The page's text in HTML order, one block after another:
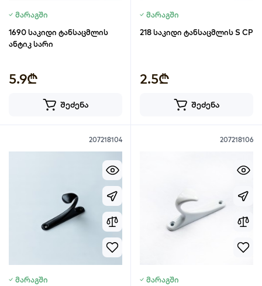
მარაგში
1690 საკიდი ტანსაცმლის
ანტიკ სარი
5.9₾
შეძენა
მარაგში
218 საკიდი ტანსაცმლის S CP
2.5₾
შეძენა
207218104
მარაგში
207218106
მარაგში